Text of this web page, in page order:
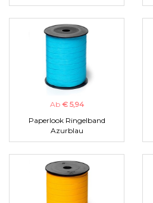
Ab € 5,94
Paperlook Ringelband
Azurblau